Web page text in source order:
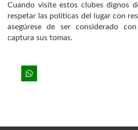
Cuando visite estos clubes dignos
respetar las políticas del lugar con
asegúrese de ser considerado
captura sus tomas.